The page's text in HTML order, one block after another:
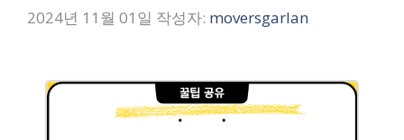
2024년 11월 01일 작성자: moversgarlan